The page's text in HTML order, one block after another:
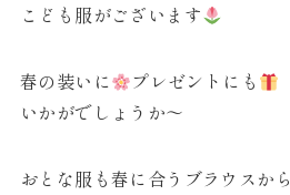
こども服がございます
春の装いに
プレゼントにも
いかがでしょうか〜
おとな服も春に合うブラウスから